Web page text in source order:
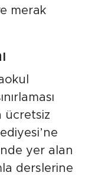
merak
ücretsiz
yer alan
derslerine